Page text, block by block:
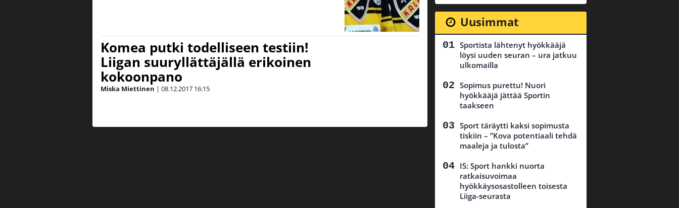
Komea putki todelliseen testiin!
Liigan suuryllättäjällä erikoinen
kokoonpano
Miska Miettinen | 08.12.2017 16:15
Uusimmat
Sportista lähtenyt hyökkääjä
löysi uuden seuran – ura jatkuu
ulkomailla
Sopimus purettu! Nuori
hyökkääjä jättää Sportin
taakseen
Sport täräytti kaksi sopimusta
tiskiin – ”Kova potentiaali tehdä
maaleja ja tulosta”
IS: Sport hankki nuorta
ratkaisuvoimaa
hyökkäysosastolleen toisesta
Liiga-seurasta